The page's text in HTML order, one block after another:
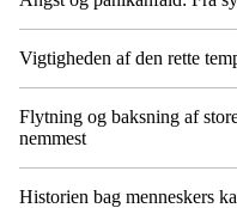
Vigtigheden af den rette
Flytning og baksning af
nemmest
Historien bag menneskers